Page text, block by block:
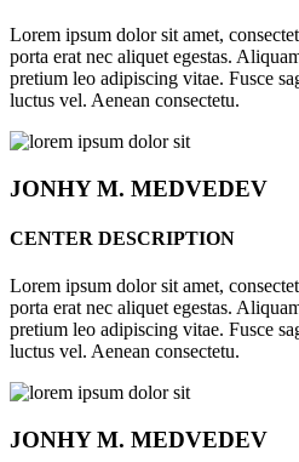
Lorem ipsum dolor sit amet,
porta erat nec aliquet egestas.
pretium leo adipiscing vitae. Fusce
luctus vel. Aenean consectetu.
JONHYM. MEDVEDEV
CENTER DESCRIPTION
Lorem ipsum dolor sit amet,
porta erat nec aliquet egestas.
pretium leo adipiscing vitae. Fusce
luctus vel. Aenean consectetu.
JONHYM. MEDVEDEV